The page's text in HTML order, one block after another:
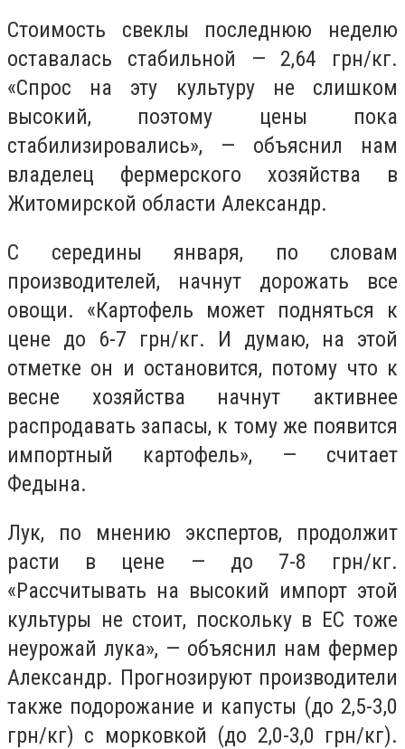
Стоимость свеклы последнюю неделю
оставалась стабильной — 2,64 грн/кг.
«Спрос на эту культуру не слишком
высокий, поэтому цены пока
стабилизировались», — объяснил нам
владелец фермерского хозяйства в
Житомирской области Александр.
С середины января, по словам
производителей, начнут дорожать все
овощи. «Картофель может подняться к
цене до 6-7 грн/кг. И думаю, на этой
отметке он и остановится, потому что к
весне хозяйства начнут активнее
распродавать запасы, к тому же появится
импортный картофель», — считает
Федына.
Лук, по мнению экспертов, продолжит
расти в цене — до 7-8 грн/кг.
«Рассчитывать на высокий импорт этой
культуры не стоит, поскольку в ЕС тоже
неурожай лука», — объяснил нам фермер
Александр. Прогнозируют производители
также подорожание и капусты (до 2,5-3,0
грн/кг) с морковкой (до 2,0-3,0 грн/кг).